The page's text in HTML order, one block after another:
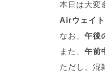
本日は大変
Airウェイ
なお、 午後
また、 午前
ただし、混